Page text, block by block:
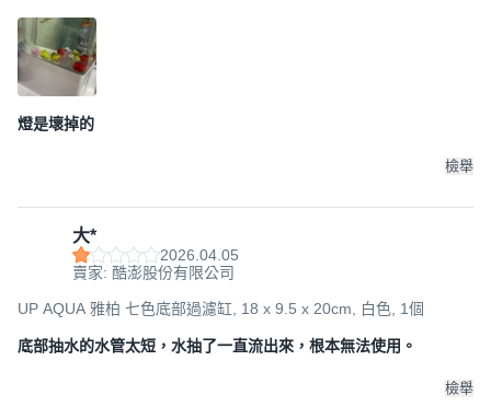
燈是壞掉的
檢舉
大*
2026.04.05
賣家: 酷澎股份有限公司
UP AQUA 雅柏 七色底部過濾缸, 18 x 9.5 x 20cm, 白色, 1個
底部抽水的水管太短，水抽了一直流出來，根本無法使用。
檢舉